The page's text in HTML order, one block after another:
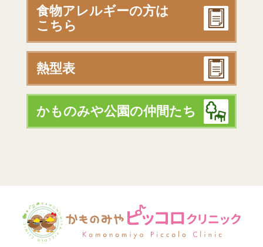
食物アレルギーの方は
こちら
熱型表
かものみや公園の仲間たち